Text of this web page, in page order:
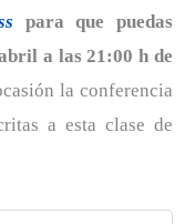
para que puedas
a las 21:00 h de
la conferencia
a esta clase de